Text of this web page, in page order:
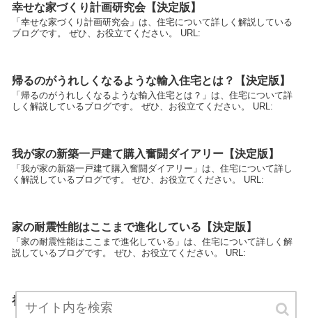
幸せな家づくり計画研究会【決定版】
「幸せな家づくり計画研究会」は、住宅について詳しく解説している
ブログです。 ぜひ、お役立てください。 URL:
帰るのがうれしくなるような輸入住宅とは？【決定版】
「帰るのがうれしくなるような輸入住宅とは？」は、住宅について詳
しく解説しているブログです。 ぜひ、お役立てください。 URL:
我が家の新築一戸建て購入奮闘ダイアリー【決定版】
「我が家の新築一戸建て購入奮闘ダイアリー」は、住宅について詳し
く解説しているブログです。 ぜひ、お役立てください。 URL:
家の耐震性能はここまで進化している【決定版】
「家の耐震性能はここまで進化している」は、住宅について詳しく解
説しているブログです。 ぜひ、お役立てください。 URL:
初めての一戸建ては輸入住宅で【決定版】
「初めての一戸建ては輸入住宅で」は、住宅について詳しく解説して